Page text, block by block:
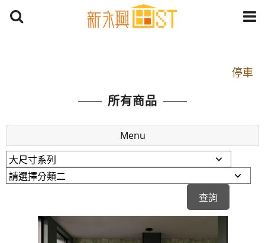
停車
捷運： 中和線【頂溪站 2 號出口】往中山路1段139
原Line已滿 無法加Line好友 請親愛的客戶加入
LINE官方帳號@a0975005573
開車：中山路1段 到永平路路口(樂華夜市口)門口可
停車
捷運： 中和線【頂溪站 2 號出口】往中山路1段139
所有商品
Menu